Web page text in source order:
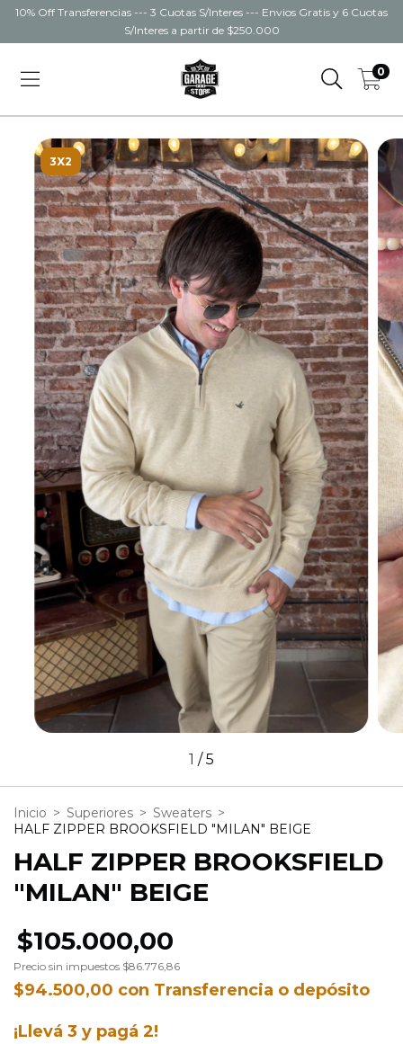
10% Off Transferencias --- 3 Cuotas S/Interes --- Envios Gratis y 6 Cuotas
S/Interes a partir de $250.000
0
3X2
1 /5
Inicio > Superiores > Sweaters >
HALF ZIPPER BROOKSFIELD "MILAN" BEIGE
HALF ZIPPER BROOKSFIELD
"MILAN" BEIGE
$105.000,00
Precio sin impuestos $86.776,86
$94.500,00 con Transferencia o depósito
¡Llevá 3 y pagá 2!